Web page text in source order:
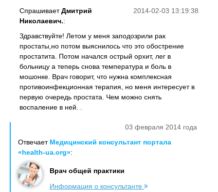
2014-02-03 13:19:38
СпрашиваетДмитрий
Николаевич.:
Здравствуйте! Летом у меня заподозрили рак
простаты,но потом выяснилось что это обострение
простатита. Потом начался острый орхит, лег в
больницу а теперь снова температура и боль в
мошонке. Врач говорит, что нужна комплексная
противоинфекционная терапия, но меня интересует в
первую очередь простата. Чем можно снять
воспаление в ней. .
03 февраля 2014 года
Отвечает Медицинский консультант портала
«health-ua.org»:
Врач общей практики
Информация о консультанте